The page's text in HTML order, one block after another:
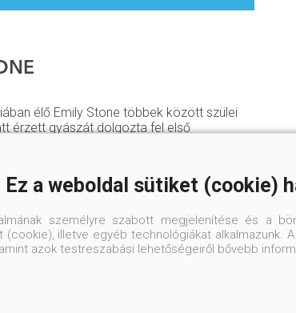
élő Emily Stone többek között szülei
érzett gyászát dolgozta fel első
viktoriánus udvarházban, és amikor
két unokahúgára vigyáz, vagy kisebb
hat birka és három póni – foglalatoskodik.
Ez a weboldal sütiket (cookie)
személyre szabott megjelenítése és a
(cookie), illetve egyéb technológiákat alkalmazunk.
azok testreszabási lehetőségeiről bővebb